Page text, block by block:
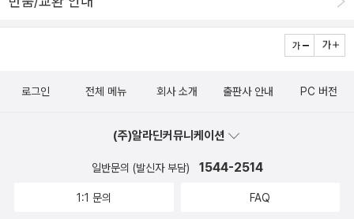
책♡아이들이 어릴 적 사랑했던 책들을 추억하게 만들어주는 책♡
로그인 전체 메뉴 회사 소개 출판사 안내 PC 버전
(주)알라딘커뮤니케이션
일반문의 (발신자 부담) 1544-2514
1:1 문의 FAQ